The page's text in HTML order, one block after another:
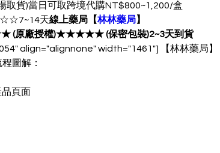
當日可取跨境代購NT$800~1,200/盒
天線上藥局【林林藥局】
(原廠授權)★★★★★ (保密包裝)2~3天到貨
align="alignnone" width="1461"] 【林林藥局】
圖解：
頁面